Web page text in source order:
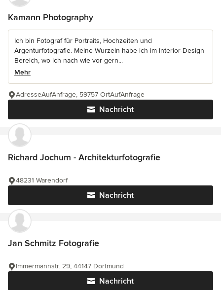
Kamann Photography
Ich bin Fotograf für Portraits, Hochzeiten und
Argenturfotografie. Meine Wurzeln habe ich im Interior-Design
Bereich, wo ich nach wie vor gern...
Mehr
Nachricht
AdresseAufAnfrage, 59757 OrtAufAnfrage
Richard Jochum - Architekturfotografie
Nachricht
48231 Warendorf
Jan Schmitz Fotografie
Nachricht
Immermannstr. 29, 44147 Dortmund